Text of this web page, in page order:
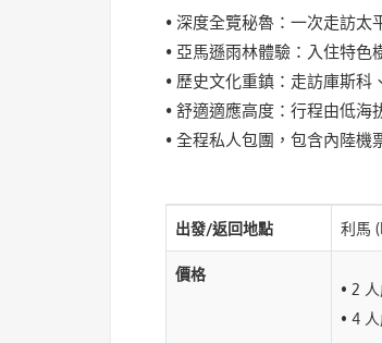
• 深度全覽秘魯：一次走訪
• 亞馬遜雨林體驗：入住特色
• 歷史文化重鎮：走訪庫斯
• 舒適適應高度：行程由低
• 全程私人包團，包含內陸
出發/返回地點 利馬
價格
• 2
• 4